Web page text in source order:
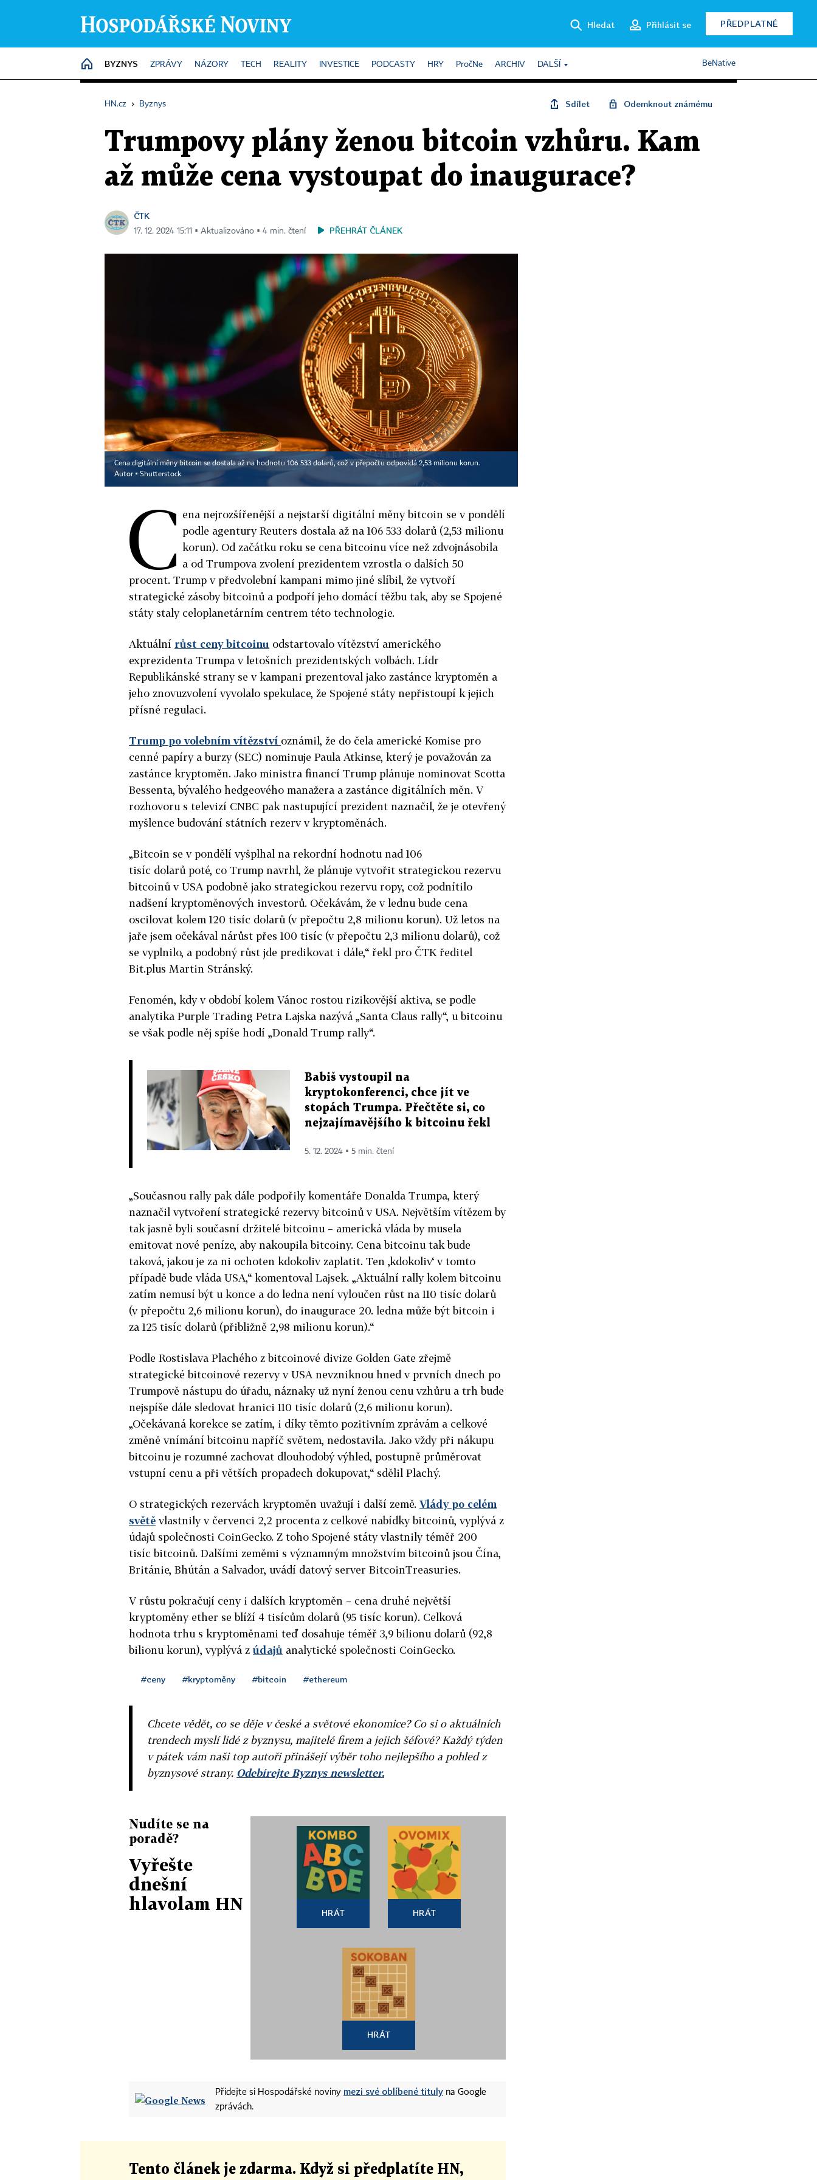
Hledat Přihlásit se PŘEDPLATNÉ
HOME
BYZNYS ZPRÁVY NÁZORY TECH REALITY INVESTICE PODCASTY HRY PročNe ARCHIV DALŠÍ BeNative
HN.cz › Byznys Sdílet Odemknout známému
Trumpovy plány ženou bitcoin vzhůru. Kam
až může cena vystoupat do inaugurace?
ČTK
17. 12. 2024 15:11 ▪ Aktualizováno ▪ 4 min. čtení PŘEHRÁT ČLÁNEK
Cena digitální měny bitcoin se dostala až na hodnotu 106 533 dolarů, což v přepočtu odpovídá 2,53 milionu korun.
Autor ▪ Shutterstock
C ena nejrozšířenější a nejstarší digitální měny bitcoin se v pondělí
podle agentury Reuters dostala až na 106 533 dolarů (2,53 milionu
korun). Od začátku roku se cena bitcoinu více než zdvojnásobila
a od Trumpova zvolení prezidentem vzrostla o dalších 50
procent. Trump v předvolební kampani mimo jiné slíbil, že vytvoří
strategické zásoby bitcoinů a podpoří jeho domácí těžbu tak, aby se Spojené
státy staly celoplanetárním centrem této technologie.
Aktuální růst ceny bitcoinu odstartovalo vítězství amerického
exprezidenta Trumpa v letošních prezidentských volbách. Lídr
Republikánské strany se v kampani prezentoval jako zastánce kryptoměn a
jeho znovuzvolení vyvolalo spekulace, že Spojené státy nepřistoupí k jejich
přísné regulaci.
Trump po volebním vítězství oznámil, že do čela americké Komise pro
cenné papíry a burzy (SEC) nominuje Paula Atkinse, který je považován za
zastánce kryptoměn. Jako ministra financí Trump plánuje nominovat Scotta
Bessenta, bývalého hedgeového manažera a zastánce digitálních měn. V
rozhovoru s televizí CNBC pak nastupující prezident naznačil, že je otevřený
myšlence budování státních rezerv v kryptoměnách.
„Bitcoin se v pondělí vyšplhal na rekordní hodnotu nad 106
tisíc dolarů poté, co Trump navrhl, že plánuje vytvořit strategickou rezervu
bitcoinů v USA podobně jako strategickou rezervu ropy, což podnítilo
nadšení kryptoměnových investorů. Očekávám, že v lednu bude cena
oscilovat kolem 120 tisíc dolarů (v přepočtu 2,8 milionu korun). Už letos na
jaře jsem očekával nárůst přes 100 tisíc (v přepočtu 2,3 milionu dolarů), což
se vyplnilo, a podobný růst jde predikovat i dále,“ řekl pro ČTK ředitel
Bit.plus Martin Stránský.
Fenomén, kdy v období kolem Vánoc rostou rizikovější aktiva, se podle
analytika Purple Trading Petra Lajska nazývá „Santa Claus rally“, u bitcoinu
se však podle něj spíše hodí „Donald Trump rally“.
Babiš vystoupil na
kryptokonferenci, chce jít ve
stopách Trumpa. Přečtěte si, co
nejzajímavějšího k bitcoinu řekl
5. 12. 2024 ▪ 5 min. čtení
„Současnou rally pak dále podpořily komentáře Donalda Trumpa, který
naznačil vytvoření strategické rezervy bitcoinů v USA. Největším vítězem by
tak jasně byli současní držitelé bitcoinu – americká vláda by musela
emitovat nové peníze, aby nakoupila bitcoiny. Cena bitcoinu tak bude
taková, jakou je za ni ochoten kdokoliv zaplatit. Ten ‚kdokoliv‘ v tomto
případě bude vláda USA,“ komentoval Lajsek. „Aktuální rally kolem bitcoinu
zatím nemusí být u konce a do ledna není vyloučen růst na 110 tisíc dolarů
(v přepočtu 2,6 milionu korun), do inaugurace 20. ledna může být bitcoin i
za 125 tisíc dolarů (přibližně 2,98 milionu korun).“
Podle Rostislava Plachého z bitcoinové divize Golden Gate zřejmě
strategické bitcoinové rezervy v USA nevzniknou hned v prvních dnech po
Trumpově nástupu do úřadu, náznaky už nyní ženou cenu vzhůru a trh bude
nejspíše dále sledovat hranici 110 tisíc dolarů (2,6 milionu korun).
„Očekávaná korekce se zatím, i díky těmto pozitivním zprávám a celkové
změně vnímání bitcoinu napříč světem, nedostavila. Jako vždy při nákupu
bitcoinu je rozumné zachovat dlouhodobý výhled, postupně průměrovat
vstupní cenu a při větších propadech dokupovat,“ sdělil Plachý.
O strategických rezervách kryptoměn uvažují i další země. Vlády po celém
světě vlastnily v červenci 2,2 procenta z celkové nabídky bitcoinů, vyplývá z
údajů společnosti CoinGecko. Z toho Spojené státy vlastnily téměř 200
tisíc bitcoinů. Dalšími zeměmi s významným množstvím bitcoinů jsou Čína,
Británie, Bhútán a Salvador, uvádí datový server BitcoinTreasuries.
V růstu pokračují ceny i dalších kryptoměn – cena druhé největší
kryptoměny ether se blíží 4 tisícům dolarů (95 tisíc korun). Celková
hodnota trhu s kryptoměnami teď dosahuje téměř 3,9 bilionu dolarů (92,8
bilionu korun), vyplývá zúdajů analytické společnosti CoinGecko.
#ceny #kryptoměny #bitcoin #ethereum
Chcete vědět, co se děje v české a světové ekonomice? Co si o aktuálních
trendech myslí lidé z byznysu, majitelé firem a jejich šéfové? Každý týden
v pátek vám naši top autoři přinášejí výběr toho nejlepšího a pohled z
byznysové strany. Odebírejte Byznys newsletter.
Nudíte se na
poradě?
Vyřešte
dnešní
hlavolam HN
HRÁT HRÁT
HRÁT
Přidejte si Hospodářské noviny mezi své oblíbené tituly na Google
zprávách.
Tento článek je zdarma. Když si předplatíte HN,